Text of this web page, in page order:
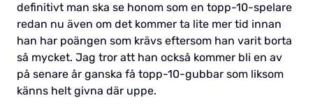
definitivt man ska se honom som en topp-10-spelare
redan nu även om det kommer ta lite mer tid innan
han har poängen som krävs eftersom han varit borta
så mycket. Jag tror att han också kommer bli en av
på senare år ganska få topp-10-gubbar som liksom
känns helt givna där uppe.